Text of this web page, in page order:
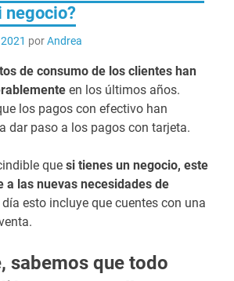
negocio?
porAndrea
de consumo de los clientes han
en los últimos años.
los pagos con efectivo han
dar paso a los pagos con tarjeta.
quesi tienes un negocio, este
a las nuevas necesidades de
esto incluye que cuentes con una
sabemos que todo